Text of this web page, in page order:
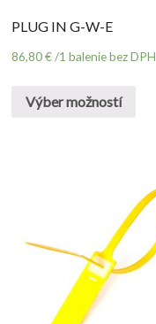
PLUG IN G-W-E
86,80€ /1 balenie bez DPH
Výber možností